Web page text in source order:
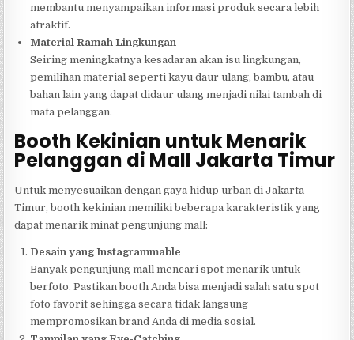
membantu menyampaikan informasi produk secara lebih
atraktif.
Material Ramah Lingkungan
Seiring meningkatnya kesadaran akan isu lingkungan,
pemilihan material seperti kayu daur ulang, bambu, atau
bahan lain yang dapat didaur ulang menjadi nilai tambah di
mata pelanggan.
Booth Kekinian untuk Menarik
Pelanggan di Mall Jakarta Timur
Untuk menyesuaikan dengan gaya hidup urban di Jakarta
Timur, booth kekinian memiliki beberapa karakteristik yang
dapat menarik minat pengunjung mall:
Desain yang Instagrammable
Banyak pengunjung mall mencari spot menarik untuk
berfoto. Pastikan booth Anda bisa menjadi salah satu spot
foto favorit sehingga secara tidak langsung
mempromosikan brand Anda di media sosial.